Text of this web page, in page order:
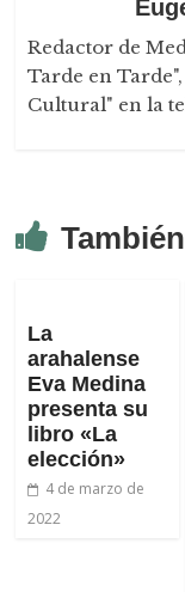
Redactor de
Tarde en
Cultural" en la
La
arahalense
Eva Medina
presenta su
libro «La
elección»
4 de marzo de
2022